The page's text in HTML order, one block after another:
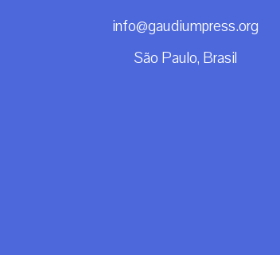
info@gaudiumpress.org
São Paulo, Brasil